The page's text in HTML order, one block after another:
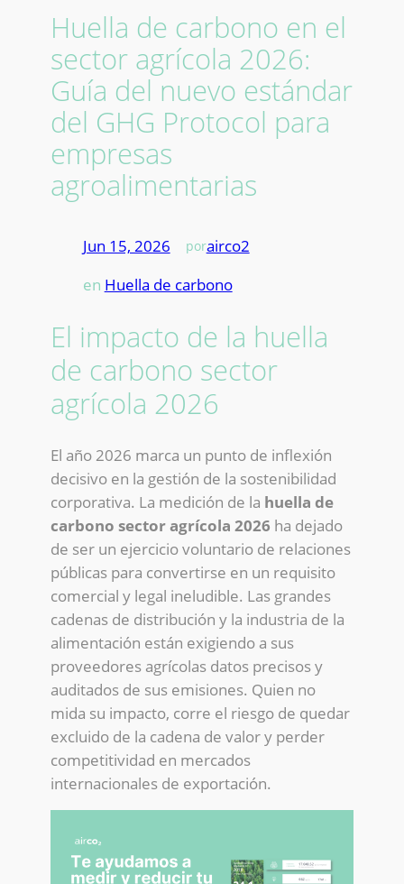
Huella de carbono en el
sector agrícola 2026:
Guía del nuevo estándar
del GHG Protocol para
empresas
agroalimentarias
Jun 15, 2026 porairco2
en Huella de carbono
El impacto de la huella
de carbono sector
agrícola 2026
El año 2026 marca un punto de inflexión
decisivo en la gestión de la sostenibilidad
corporativa. La medición de la huella de
carbono sector agrícola 2026 ha dejado
de ser un ejercicio voluntario de relaciones
públicas para convertirse en un requisito
comercial y legal ineludible. Las grandes
cadenas de distribución y la industria de la
alimentación están exigiendo a sus
proveedores agrícolas datos precisos y
auditados de sus emisiones. Quien no
mida su impacto, corre el riesgo de quedar
excluido de la cadena de valor y perder
competitividad en mercados
internacionales de exportación.